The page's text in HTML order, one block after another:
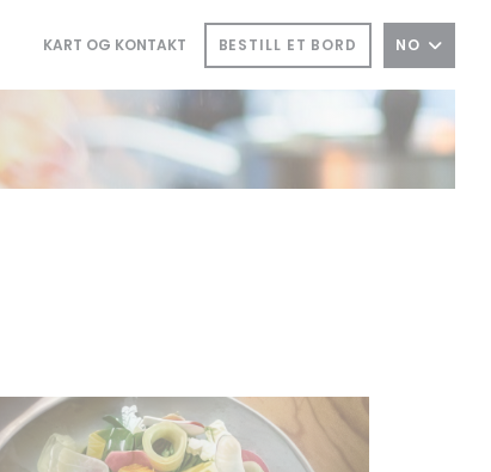
((ÅPNER I ET NYTT VINDU))
((ÅPNER I ET NYTT VINDU))
KART OG KONTAKT BESTILL ET BORD NO